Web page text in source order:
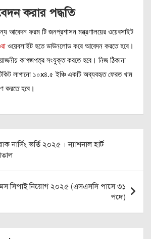
করার পদ্ধতি
আবেদন ফরম টি জনপ্রশাসন মন্ত্রণালয়ের ওয়েবসাইট
ওয়েবসাইট হতে ডাউনলোড করে আবেদন করতে হবে।
কাগজপত্র সংযুক্ত করতে হবে। নিজ ঠিকানা
লাগানো ১০x৪.৫ ইঞ্চি একটি অব্যবহৃত ফেরত খাম
করতে হবে।
নার্সিং ভর্তি ২০২৫ । ন্যাশনাল হার্ট
সিপাই নিয়োগ ২০২৫ (এসএসসি পাসে ৩১
পদে)